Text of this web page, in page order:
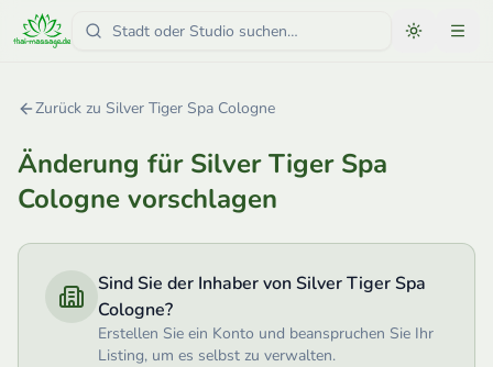
Zurück zu Silver Tiger Spa Cologne
Änderung für Silver Tiger Spa
Cologne vorschlagen
Sind Sie der Inhaber vonSilver Tiger Spa
Cologne?
Erstellen Sie ein Konto und beanspruchen Sie Ihr
Listing, um es selbst zu verwalten.